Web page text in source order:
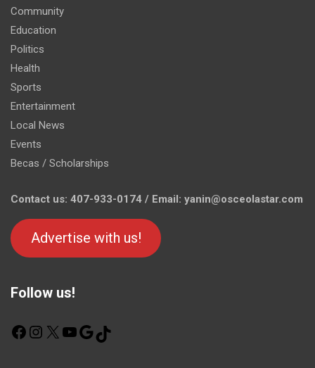
Community
Education
Politics
Health
Sports
Entertainment
Local News
Events
Becas / Scholarships
Contact us: 407-933-0174 / Email: yanin@osceolastar.com
Advertise with us!
Follow us!
F
X
Y
G
o